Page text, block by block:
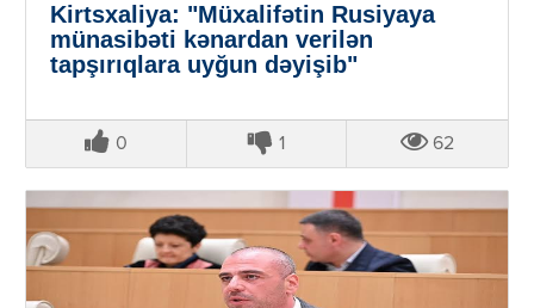
Kirtsxaliya: "Müxalifətin Rusiyaya
münasibəti kənardan verilən
tapşırıqlara uyğun dəyişib"
0 1 62